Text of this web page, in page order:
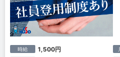
時給 1,500円